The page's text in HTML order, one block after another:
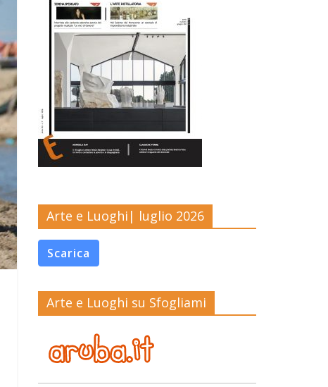
Arte e Luoghi| luglio 2026
Scarica
Arte e Luoghi su Sfogliami